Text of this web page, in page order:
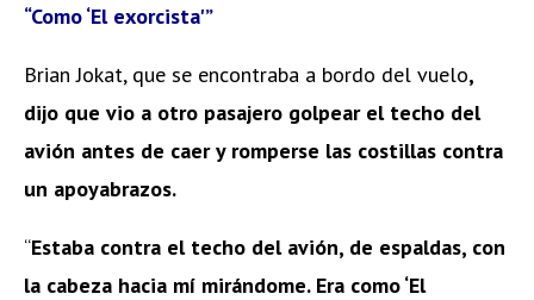
“Como ‘El exorcista'”
Brian Jokat, que se encontraba a bordo del vuelo,
dijo que vio a otro pasajero golpear el techo del
avión antes de caer y romperse las costillas contra
un apoyabrazos.
“Estaba contra el techo del avión, de espaldas, con
la cabeza hacia mí mirándome. Era como ‘El